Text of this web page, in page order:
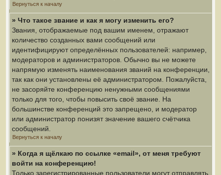
Вернуться к началу
» Что такое звание и как я могу изменить его?
Звания, отображаемые под вашим именем, отражают
количество созданных вами сообщений или
идентифицируют определённых пользователей: например,
модераторов и администраторов. Обычно вы не можете
напрямую изменять наименования званий на конференции,
так как они установлены её администратором. Пожалуйста,
не засоряйте конференцию ненужными сообщениями
только для того, чтобы повысить своё звание. На
большинстве конференций это запрещено, и модератор
или администратор понизят значение вашего счётчика
сообщений.
Вернуться к началу
» Когда я щёлкаю по ссылке «email», от меня требуют
войти на конференцию!
Только зарегистрированные пользователи могут отправлять